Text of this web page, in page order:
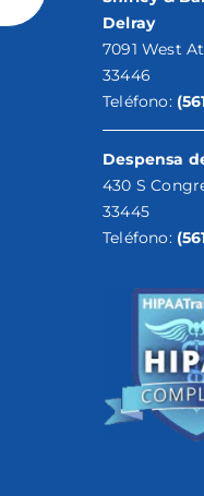
Delray
7091 West
33446
Teléfono:
Despensa
430 S
33445
Teléfono: